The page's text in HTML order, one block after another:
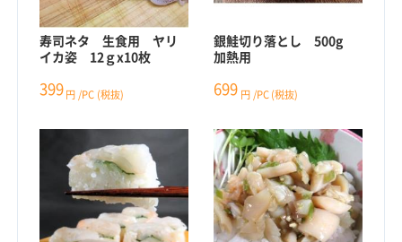
寿司ネタ 生食用 ヤリ
イカ姿 12ｇx10枚
399 円 /PC (税抜)
銀鮭切り落とし 500g
加熱用
699 円 /PC (税抜)